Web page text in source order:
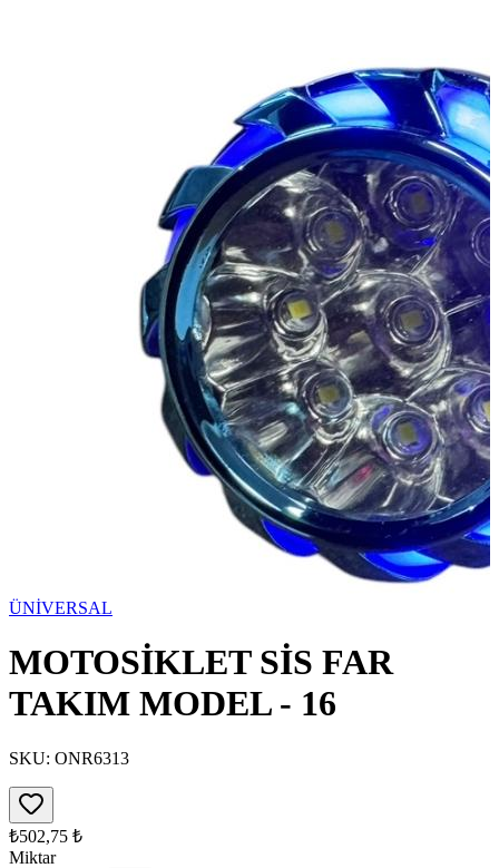
ÜNİVERSAL
MOTOSİKLET SİS FAR
TAKIM MODEL - 16
SKU: ONR6313
₺502,75 ₺
Miktar